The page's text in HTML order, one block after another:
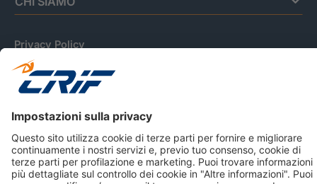
Privacy Policy
Cookie Policy
Informativa Dati Personali
CRIF Business Ethics
Informativa Privacy Relativa Al Sistema Di Informazioni
Creditizie